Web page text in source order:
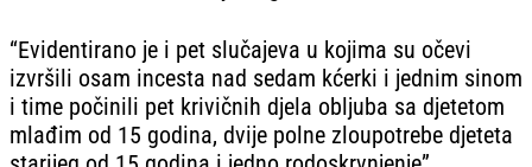
“Evidentirano je i pet slučajeva u kojima su očevi
izvršili osam incesta nad sedam kćerki i jednim sinom
i time počinili pet krivičnih djela obljuba sa djetetom
mlađim od 15 godina, dvije polne zloupotrebe djeteta